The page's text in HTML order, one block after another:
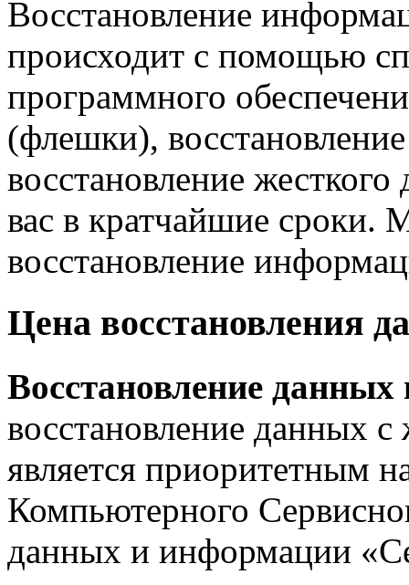
Восстановление
происходит с помощью
программного
(флешки),
восстановление
вас в кратчайшие сроки.
восстановление
Цена восстановления
Восстановление данных
восстановление данных
является приоритетным
Компьютерного
данных и информации